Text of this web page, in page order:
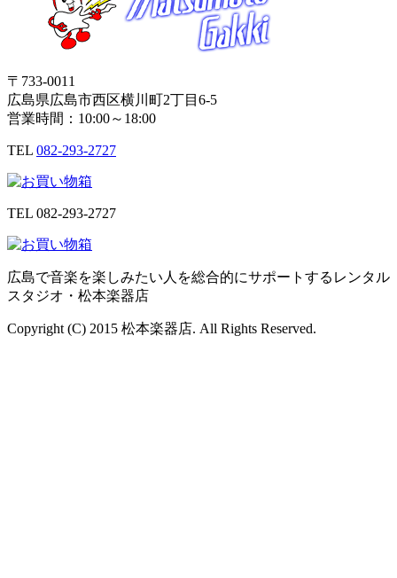
〒733-0011
広島県広島市西区横川町2丁目6-5
営業時間：10:00～18:00
TEL 082-293-2727
TEL 082-293-2727
広島で音楽を楽しみたい人を総合的にサポートするレンタル
スタジオ・松本楽器店
Copyright (C) 2015 松本楽器店. All Rights Reserved.